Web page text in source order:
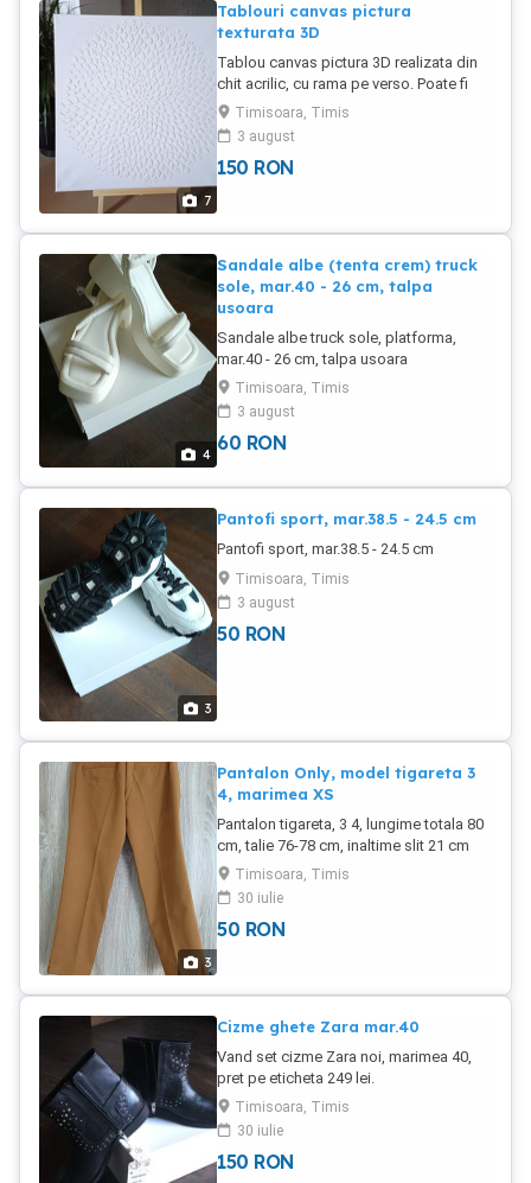
7
Tablouri canvas pictura
texturata 3D
Tablou canvas pictura 3D realizata din
chit acrilic, cu rama pe verso. Poate fi
vopsit (pentru intretinere sau
personalizat in culoarea dorita).
Marimea 40 x 40 cm. Pretul este 150 lei
buc sau 250 lei setul de 2 buc.
Timisoara, Timis
3 august
150 RON
4
Sandale albe (tenta crem) truck
sole, mar.40 - 26 cm, talpa
usoara
Sandale albe truck sole, platforma,
mar.40 - 26 cm, talpa usoara
Timisoara, Timis
3 august
60 RON
3
Pantofi sport, mar.38.5 - 24.5 cm
Pantofi sport, mar.38.5 - 24.5 cm
Timisoara, Timis
3 august
50 RON
3
Pantalon Only, model tigareta 3
4, marimea XS
Pantalon tigareta, 3 4, lungime totala 80
cm, talie 76-78 cm, inaltime slit 21 cm
Timisoara, Timis
30 iulie
50 RON
Cizme ghete Zara mar.40
Vand set cizme Zara noi, marimea 40,
pret pe eticheta 249 lei.
Timisoara, Timis
30 iulie
150 RON